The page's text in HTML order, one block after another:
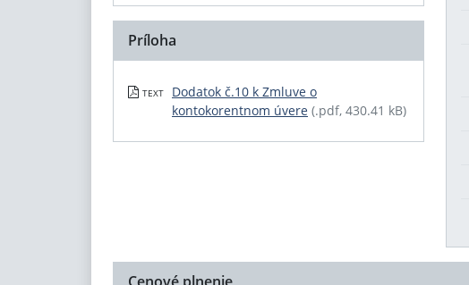
Príloha
TEXT
Dodatok č.10 k Zmluve o
kontokorentnom úvere (.pdf, 430.41 kB)